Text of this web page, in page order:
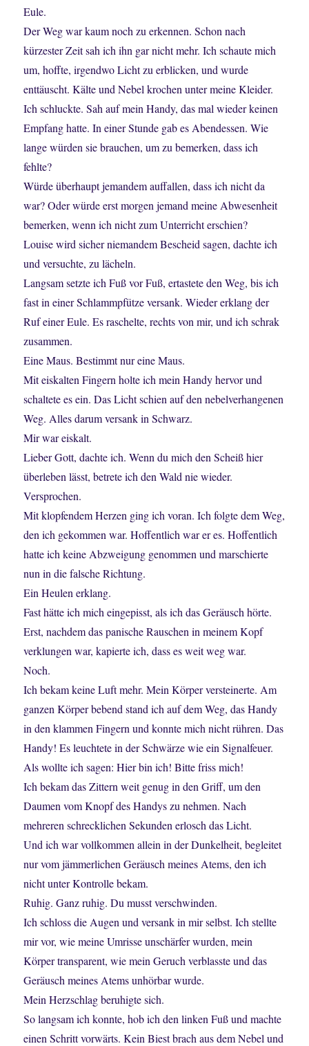
Eule.
Der Weg war kaum noch zu erkennen. Schon nach
kürzester Zeit sah ich ihn gar nicht mehr. Ich schaute mich
um, hoffte, irgendwo Licht zu erblicken, und wurde
enttäuscht. Kälte und Nebel krochen unter meine Kleider.
Ich schluckte. Sah auf mein Handy, das mal wieder keinen
Empfang hatte. In einer Stunde gab es Abendessen. Wie
lange würden sie brauchen, um zu bemerken, dass ich
fehlte?
Würde überhaupt jemandem auffallen, dass ich nicht da
war? Oder würde erst morgen jemand meine Abwesenheit
bemerken, wenn ich nicht zum Unterricht erschien?
Louise wird sicher niemandem Bescheid sagen, dachte ich
und versuchte, zu lächeln.
Langsam setzte ich Fuß vor Fuß, ertastete den Weg, bis ich
fast in einer Schlammpfütze versank. Wieder erklang der
Ruf einer Eule. Es raschelte, rechts von mir, und ich schrak
zusammen.
Eine Maus. Bestimmt nur eine Maus.
Mit eiskalten Fingern holte ich mein Handy hervor und
schaltete es ein. Das Licht schien auf den nebelverhangenen
Weg. Alles darum versank in Schwarz.
Mir war eiskalt.
Lieber Gott, dachte ich. Wenn du mich den Scheiß hier
überleben lässt, betrete ich den Wald nie wieder.
Versprochen.
Mit klopfendem Herzen ging ich voran. Ich folgte dem Weg,
den ich gekommen war. Hoffentlich war er es. Hoffentlich
hatte ich keine Abzweigung genommen und marschierte
nun in die falsche Richtung.
Ein Heulen erklang.
Fast hätte ich mich eingepisst, als ich das Geräusch hörte.
Erst, nachdem das panische Rauschen in meinem Kopf
verklungen war, kapierte ich, dass es weit weg war.
Noch.
Ich bekam keine Luft mehr. Mein Körper versteinerte. Am
ganzen Körper bebend stand ich auf dem Weg, das Handy
in den klammen Fingern und konnte mich nicht rühren. Das
Handy! Es leuchtete in der Schwärze wie ein Signalfeuer.
Als wollte ich sagen: Hier bin ich! Bitte friss mich!
Ich bekam das Zittern weit genug in den Griff, um den
Daumen vom Knopf des Handys zu nehmen. Nach
mehreren schrecklichen Sekunden erlosch das Licht.
Und ich war vollkommen allein in der Dunkelheit, begleitet
nur vom jämmerlichen Geräusch meines Atems, den ich
nicht unter Kontrolle bekam.
Ruhig. Ganz ruhig. Du musst verschwinden.
Ich schloss die Augen und versank in mir selbst. Ich stellte
mir vor, wie meine Umrisse unschärfer wurden, mein
Körper transparent, wie mein Geruch verblasste und das
Geräusch meines Atems unhörbar wurde.
Mein Herzschlag beruhigte sich.
So langsam ich konnte, hob ich den linken Fuß und machte
einen Schritt vorwärts. Kein Biest brach aus dem Nebel und